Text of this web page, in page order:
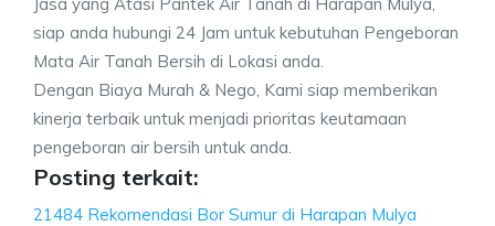
siap anda hubungi 24 Jam untuk kebutuhan Pengeboran
Mata Air Tanah Bersih di Lokasi anda.
Dengan Biaya Murah & Nego, Kami siap memberikan
kinerja terbaik untuk menjadi prioritas keutamaan
pengeboran air bersih untuk anda.
Posting terkait:
21484 Rekomendasi Bor Sumur di Harapan Mulya